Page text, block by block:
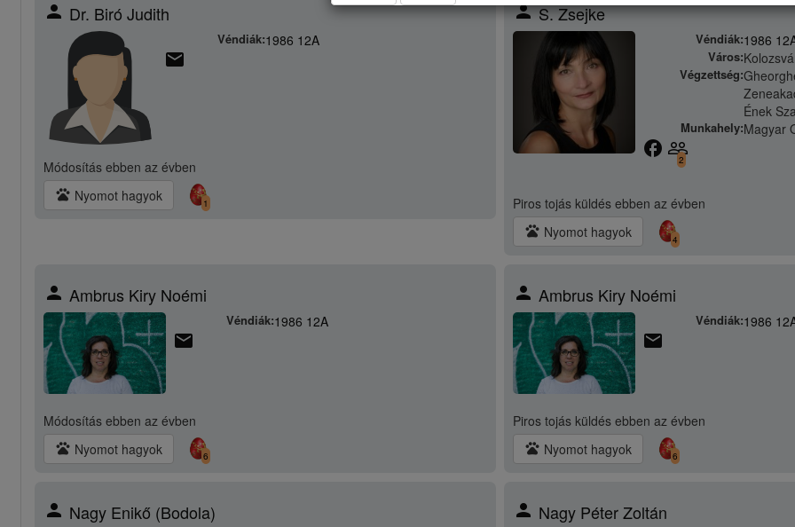
person Dr. Biró Judith
Véndiák:1986 12A
email
Módosítás ebben az évben
pets Nyomot hagyok 1
personS. Zsejke
Véndiák:1986
Város:
Végzettség:
Ének
Munkahely:Magyar
facebook people_outline
2
Piros tojás küldés ebben az évben
pets Nyomot hagyok 4
person Ambrus Kiry Noémi
Véndiák:1986 12A
email
Módosítás ebben az évben
pets Nyomot hagyok 6
person Ambrus Kiry Noémi
Véndiák:1986
email
Piros tojás küldés ebben az évben
pets Nyomot hagyok 6
person Nagy Enikő (Bodola) person Nagy Péter Zoltán